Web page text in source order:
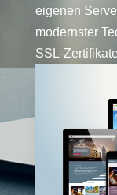
eigenen
modernster
SSL-